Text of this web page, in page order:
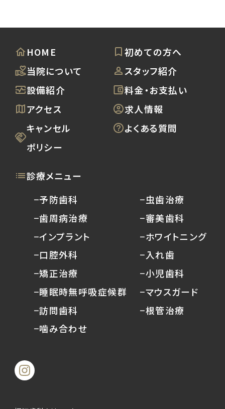
HOME
初めての方へ
当院について
スタッフ紹介
設備紹介
料金・お支払い
アクセス
求人情報
キャンセル
ポリシー
よくある質問
診療メニュー
−予防歯科
−歯周病治療
−インプラント
−口腔外科
−矯正治療
−睡眠時無呼吸症候群
−訪問歯科
−噛み合わせ
−虫歯治療
−審美歯科
−ホワイトニング
−入れ歯
−小児歯科
−マウスガード
−根管治療